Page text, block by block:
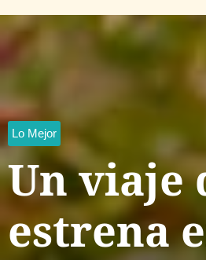
Lo Mejor
Un viaje
estrena